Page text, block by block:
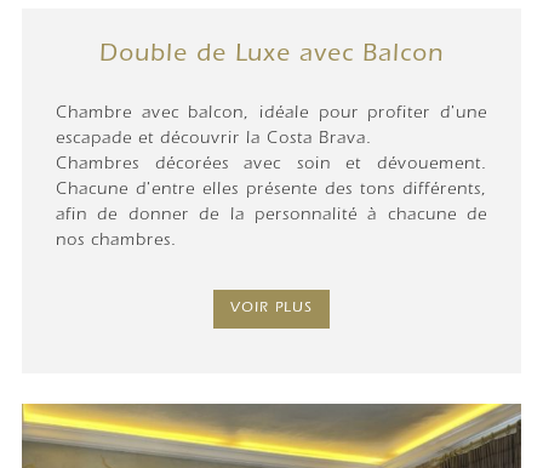
Double de Luxe avec Balcon
Chambre avec balcon, idéale pour profiter d'une
escapade et découvrir la Costa Brava.
Chambres décorées avec soin et dévouement.
Chacune d'entre elles présente des tons différents,
afin de donner de la personnalité à chacune de
nos chambres.
VOIR PLUS